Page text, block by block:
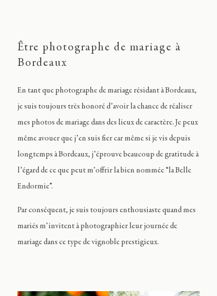
Être photographe de mariage à
Bordeaux
En tant que photographe de mariage résidant à Bordeaux,
je suis toujours très honoré d’avoir la chance de réaliser
mes photos de mariage dans des lieux de caractère. Je peux
même avouer que j’en suis fier car même si je vis depuis
longtemps à Bordeaux, j’éprouve beaucoup de gratitude à
l’égard de ce que peut m’offrir la bien nommée “la Belle
Endormie”.
Par conséquent, je suis toujours enthousiaste quand mes
mariés m’invitent à photographier leur journée de
mariage dans ce type de vignoble prestigieux.